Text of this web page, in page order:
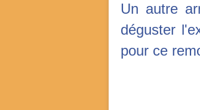
Un autre
déguster
pour ce